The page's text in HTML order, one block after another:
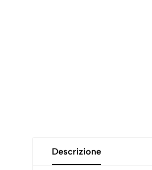
Descrizione